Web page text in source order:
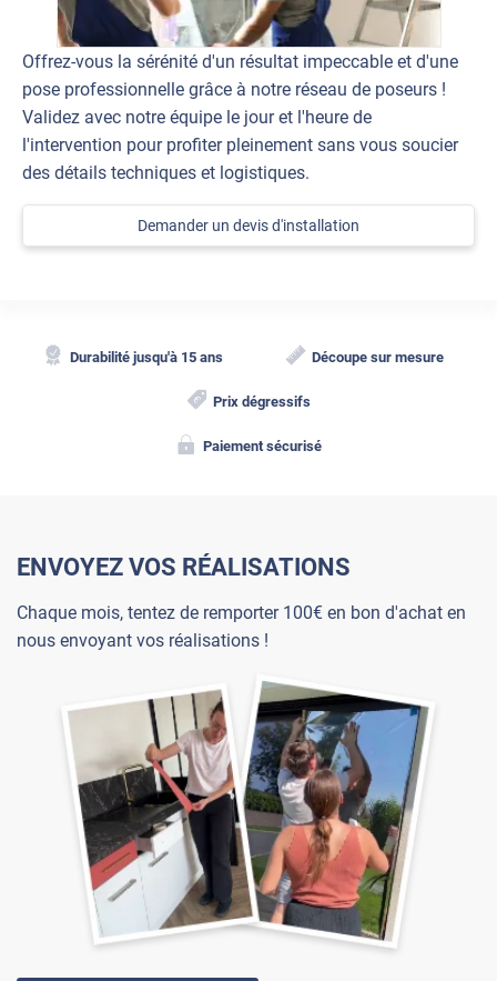
Offrez-vous la sérénité d'un résultat impeccable et d'une
pose professionnelle grâce à notre réseau de poseurs !
Validez avec notre équipe le jour et l'heure de
l'intervention pour profiter pleinement sans vous soucier
des détails techniques et logistiques.
Demander un devis d'installation
Durabilité jusqu'à 15 ans Découpe sur mesure
Prix dégressifs
Paiement sécurisé
ENVOYEZ VOS RÉALISATIONS
Chaque mois, tentez de remporter 100€ en bon d'achat en
nous envoyant vos réalisations !